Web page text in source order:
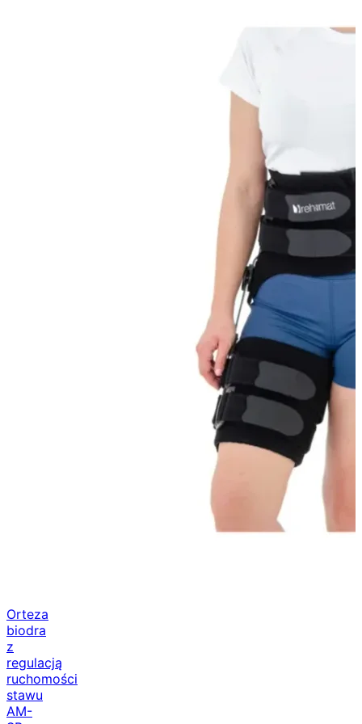
Orteza
biodra
z
regulacją
ruchomości
stawu
AM-